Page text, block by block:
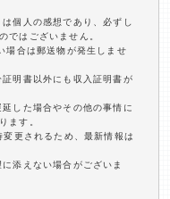
個人の感想であり、必ずし
ではございません。
場合は郵送物が発生しませ
明書以外にも収入証明書が
した場合やその他の事情に
ます。
更されるため、最新情報は
添えない場合がございま